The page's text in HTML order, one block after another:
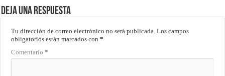
Deja una respuesta
Tu dirección de correo electrónico no será publicada. Los campos
obligatorios están marcados con*
Comentario*